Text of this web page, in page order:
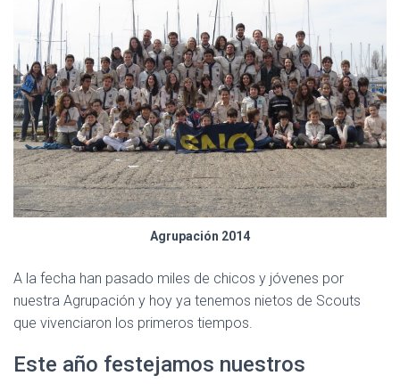
Agrupación 2014
A la fecha han pasado miles de chicos y jóvenes por
nuestra Agrupación y hoy ya tenemos nietos de Scouts
que vivenciaron los primeros tiempos.
Este año festejamos nuestros